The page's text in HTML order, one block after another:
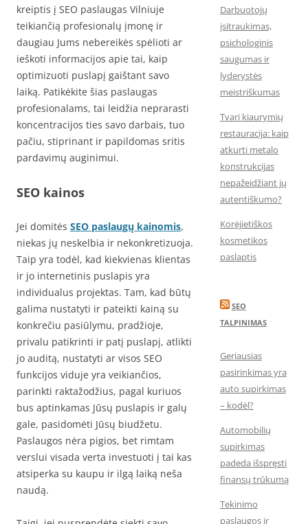
kreiptis į SEO paslaugas Vilniuje
teikiančią profesionalų įmonę ir
daugiau Jums nebereikės spėlioti ar
ieškoti informacijos apie tai, kaip
optimizuoti puslapį gaištant savo
laiką. Patikėkite šias paslaugas
profesionalams, tai leidžia neprarasti
koncentracijos ties savo darbais, tuo
pačiu, stiprinant ir papildomas sritis
pardavimų auginimui.
SEO kainos
Jei domitės SEO paslaugų kainomis,
niekas jų neskelbia ir nekonkretizuoja.
Taip yra todėl, kad kiekvienas klientas
ir jo internetinis puslapis yra
individualus projektas. Tam, kad būtų
galima nustatyti ir pateikti kainą su
konkrečiu pasiūlymu, pradžioje,
privalu patikrinti ir patį puslapį, atlikti
jo auditą, nustatyti ar visos SEO
funkcijos viduje yra veikiančios,
parinkti raktažodžius, pagal kuriuos
bus aptinkamas Jūsų puslapis ir galų
gale, pasidomėti Jūsų biudžetu.
Paslaugos nėra pigios, bet rimtam
verslui visada verta investuoti į tai kas
atsiperka su kaupu ir ilgą laiką neša
naudą.
Darbuotojų
įsitraukimas,
psichologinis
saugumas ir
lyderystės
meistriškumas
Tvari kiaurymių
restauracija: kaip
atkurti metalo
konstrukcijas
nepažeidžiant jų
autentiškumo?
Korėjietiškos
kosmetikos
paslaptis
SEO
TALPINIMAS
Geriausias
pasirinkimas yra
auto supirkimas
– kodėl?
Automobilių
supirkimas
padeda išspręsti
finansų trūkumą
Tekinimo
paslaugos ir